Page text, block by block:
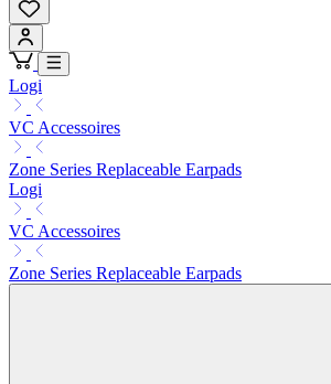
Logi
VC Accessoires
Zone Series Replaceable Earpads
Logi
VC Accessoires
Zone Series Replaceable Earpads